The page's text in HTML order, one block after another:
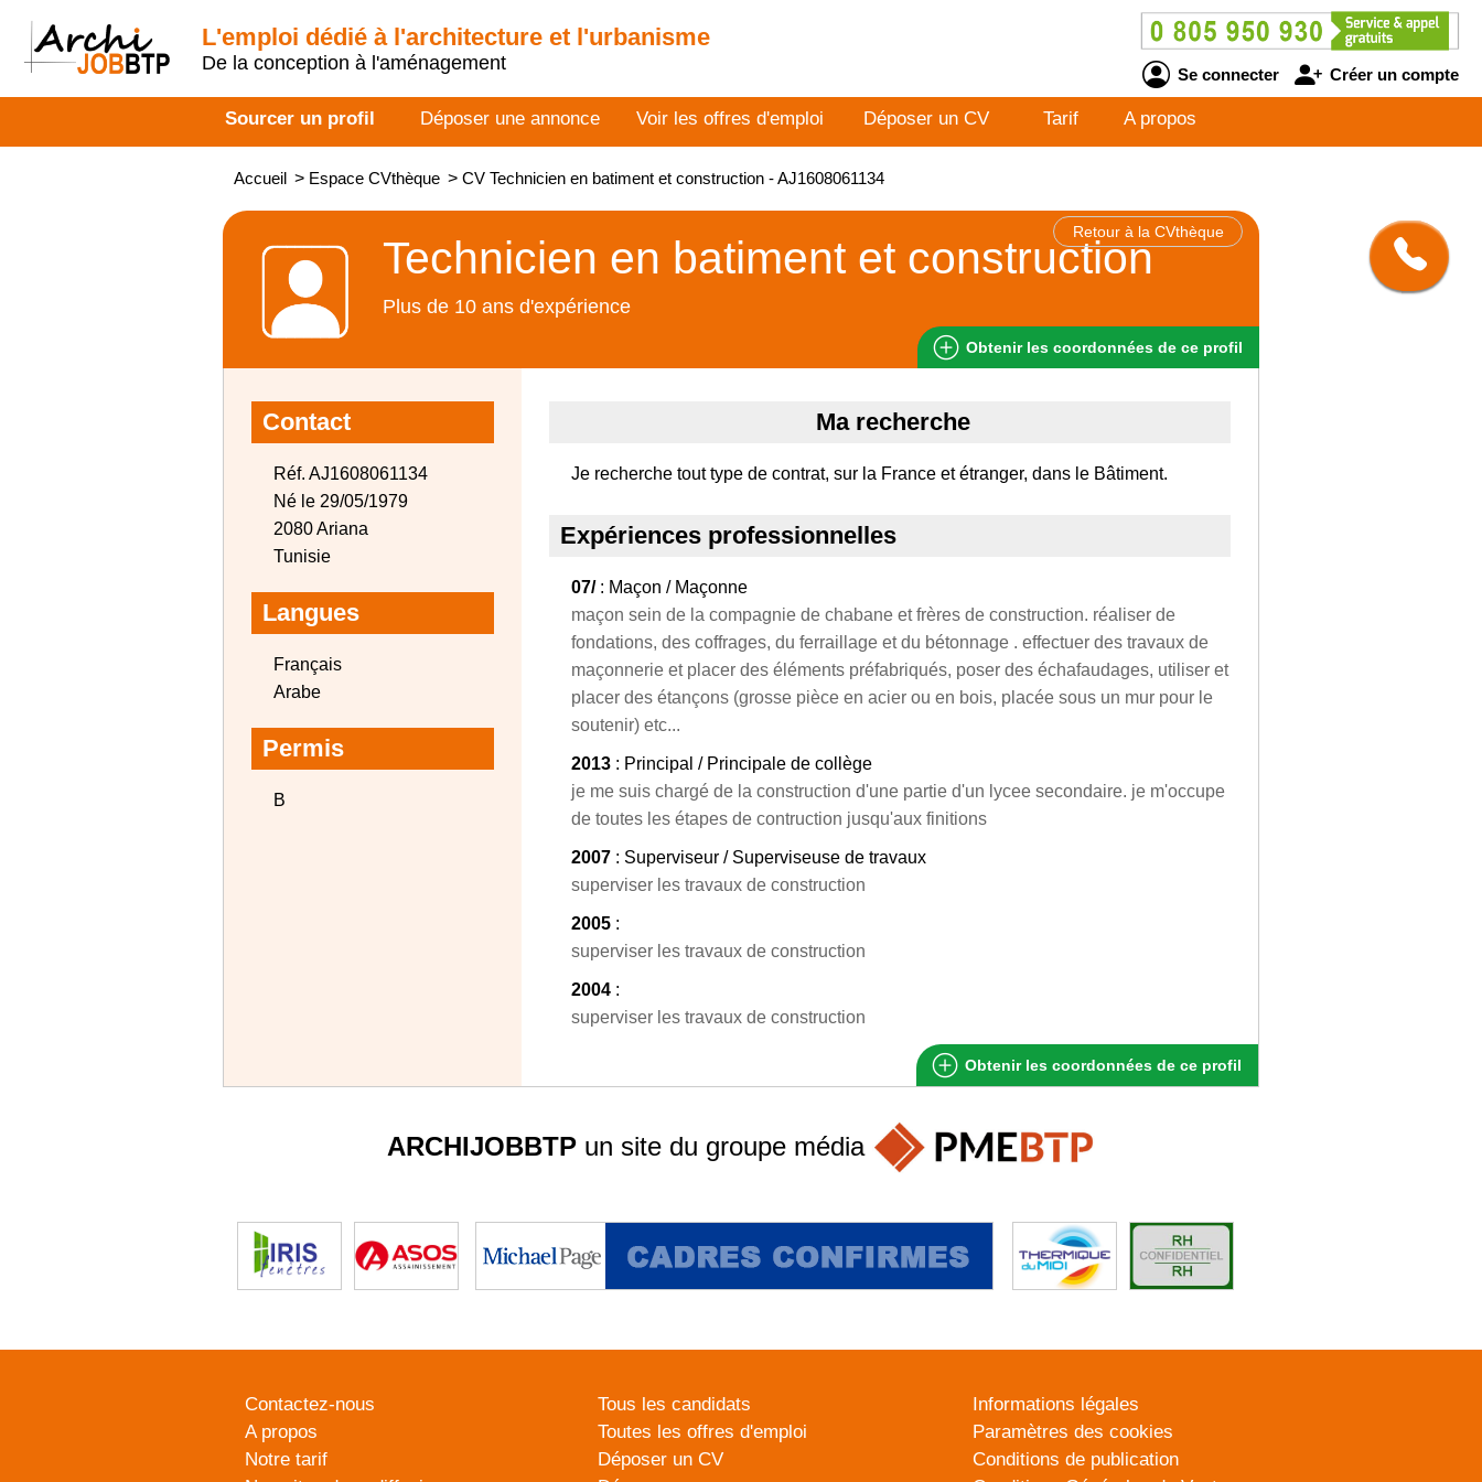
L'emploi dédié à l'architecture et l'urbanisme
De la conception à l'aménagement
Se connecter Créer un compte
Sourcer un profil Déposer une annonce Voir les offres d'emploi Déposer un CV Tarif A propos
Accueil > Espace CVthèque > CV Technicien en batiment et construction - AJ1608061134
Retour à la CVthèque
Technicien en batiment et construction
Plus de 10 ans d'expérience
Obtenir les coordonnées de ce profil
Contact
Réf. AJ1608061134
Né le 29/05/1979
2080 Ariana
Tunisie
Langues
Français
Arabe
Permis
B
Ma recherche
Je recherche tout type de contrat, sur la France et étranger, dans le Bâtiment.
Expériences professionnelles
07/: Maçon / Maçonne
maçon sein de la compagnie de chabane et frères de construction. réaliser de
fondations, des coffrages, du ferraillage et du bétonnage . effectuer des travaux de
maçonnerie et placer des éléments préfabriqués, poser des échafaudages, utiliser et
placer des étançons (grosse pièce en acier ou en bois, placée sous un mur pour le
soutenir) etc...
2013 : Principal / Principale de collège
je me suis chargé de la construction d'une partie d'un lycee secondaire. je m'occupe
de toutes les étapes de contruction jusqu'aux finitions
2007 : Superviseur / Superviseuse de travaux
superviser les travaux de construction
2005 :
superviser les travaux de construction
2004 :
superviser les travaux de construction
Obtenir les coordonnées de ce profil
ARCHIJOBBTPun site du groupe média
Contactez-nous
A propos
Notre tarif
Tous les candidats
Toutes les offres d'emploi
Déposer un CV
Informations légales
Paramètres des cookies
Conditions de publication